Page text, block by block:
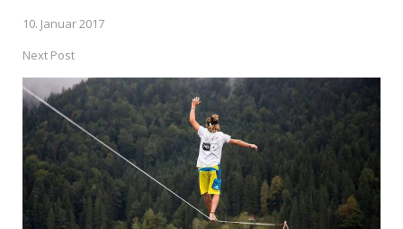
10. Januar 2017
Next Post